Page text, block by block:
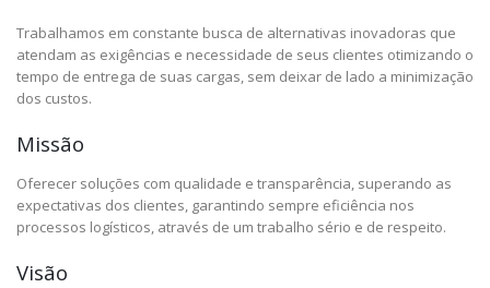
Trabalhamos em constante busca de alternativas inovadoras que
atendam as exigências e necessidade de seus clientes otimizando o
tempo de entrega de suas cargas, sem deixar de lado a minimização
dos custos.
Missão
Oferecer soluções com qualidade e transparência, superando as
expectativas dos clientes, garantindo sempre eficiência nos
processos logísticos, através de um trabalho sério e de respeito.
Visão